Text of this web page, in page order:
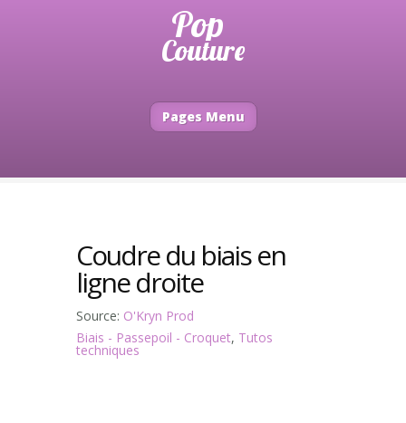
Pages Menu
Coudre du biais en
ligne droite
Source: O'Kryn Prod
Biais - Passepoil - Croquet, Tutos
techniques